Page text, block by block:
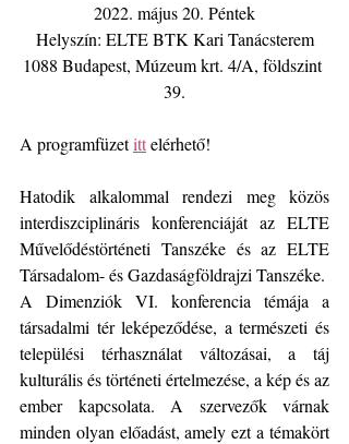
2022. május 20. Péntek
Helyszín: ELTE BTK Kari Tanácsterem
1088 Budapest, Múzeum krt. 4/A, földszint
39.
A programfüzet itt elérhető!
Hatodik alkalommal rendezi meg közös
interdiszciplináris konferenciáját az ELTE
Művelődéstörténeti Tanszéke és az ELTE
Társadalom- és Gazdaságföldrajzi Tanszéke.
A Dimenziók VI. konferencia témája a
társadalmi tér leképeződése, a természeti és
települési térhasználat változásai, a táj
kulturális és történeti értelmezése, a kép és az
ember kapcsolata. A szervezők várnak
minden olyan előadást, amely ezt a témakört